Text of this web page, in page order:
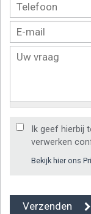
Ik geef hierbij
verwerken
Bekijk hier ons